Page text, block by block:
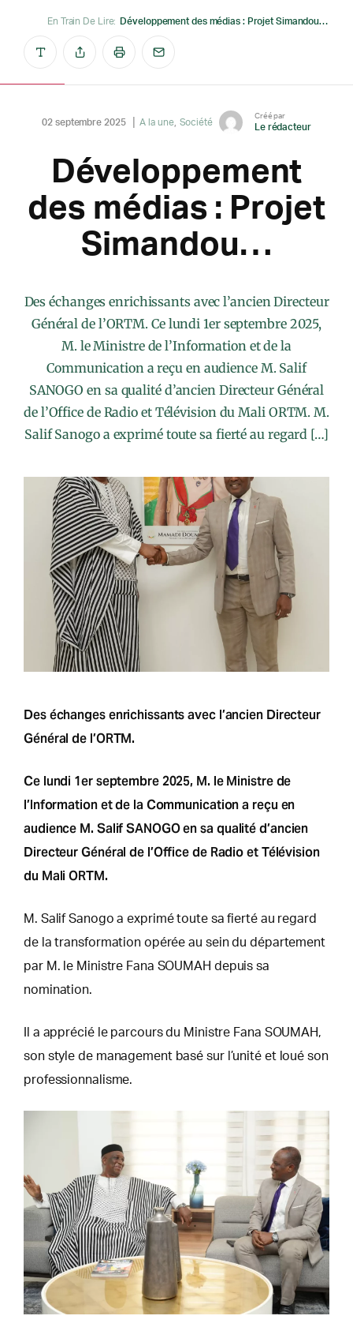
En Train De Lire: Développement des médias : Projet Simandou…
02 septembre 2025 A la une Société
Créé par
Le rédacteur
Développement
des médias : Projet
Simandou…
Des échanges enrichissants avec l’ancien Directeur
Général de l’ORTM. Ce lundi 1er septembre 2025,
M. le Ministre de l’Information et de la
Communication a reçu en audience M. Salif
SANOGO en sa qualité d’ancien Directeur Général
de l’Office de Radio et Télévision du Mali ORTM. M.
Salif Sanogo a exprimé toute sa fierté au regard […]
Des échanges enrichissants avec l’ancien Directeur
Général de l’ORTM.
Ce lundi 1er septembre 2025, M. le Ministre de
l’Information et de la Communication a reçu en
audience M. Salif SANOGO en sa qualité d’ancien
Directeur Général de l’Office de Radio et Télévision
du Mali ORTM.
M. Salif Sanogo a exprimé toute sa fierté au regard
de la transformation opérée au sein du département
par M. le Ministre Fana SOUMAH depuis sa
nomination.
Il a apprécié le parcours du Ministre Fana SOUMAH,
son style de management basé sur l’unité et loué son
professionnalisme.